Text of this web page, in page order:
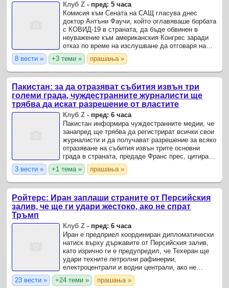
Клуб Z - пред: 5 часа
Комисия към Сената на САЩ гласува днес
доктор Антъни Фаучи, който оглавяваше борбата
с КОВИД-19 в страната, да бъде обвинен в
неуважение към американския Конгрес заради
отказ по време на изслушване да отговаря на
въпроси, свързани с действията му за справяне
с пандемията от ...
8 вести » +3 теми » прашања »
Пакистан: за да отразяват събития извън три
големи града, чуждестранните журналисти ще
трябва да искат разрешение от властите
Клуб Z - пред: 6 часа
Пакистан информира чуждестранните медии, че
занапред ще трябва да регистрират всички свои
журналисти и да получават разрешение за всяко
отразяване на събития извън трите основни
града в страната, предаде Франс прес, цитирана
от БТА.
3 вести » +1 тема » прашања »
Ройтерс: Иран заплаши страните от Персийския
залив, че ще ги удари жестоко, ако не спрат
Тръмп
Клуб Z - пред: 6 часа
Иран е предприел координиран дипломатически
натиск върху държавите от Персийския залив,
като изрично ги е предупредил, че Техеран ще
удари техните петролни рафинерии,
електроцентрали и водни централи, ако не
убедят президента на САЩ Доналд Тръмп да
прекрати американските удари ...
23 вести » +24 теми » прашања »